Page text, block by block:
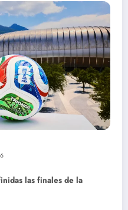
las finales de la